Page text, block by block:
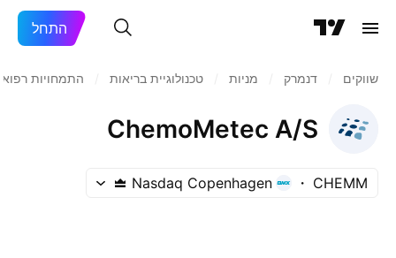
התחל
שווקים דנמרק מניות‏ טכנולוגיית בריאות התמחויות
ChemoMetec A/S
CHEMM
Nasdaq Copenhagen